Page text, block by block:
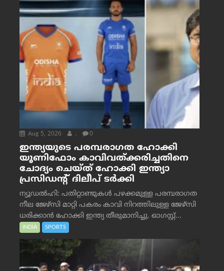
Aug 5, 2026 . 0
ഇന്ത്യയുടെ പരമ്പരാഗത ഹോക്കി
യൂണിഫോം കാവിവത്ക്കരിച്ചതിനെ
ചോദ്യം ചെയ്ത് ഹോക്കി ഇന്ത്യാ
പ്രസിഡന്റ് ദിലീപ് ടര്‍ക്കി
ന്യൂഡൽഹി: പതിറ്റാണ്ടുകൾ പഴക്കമുള്ള പരമ്പരാഗത
നീല ജേഴ്‌സി മാറ്റി പകരം കാവി നിറത്തിലുള്ള ജേഴ്‌സി
ധരിക്കാൻ ഹോക്കി ഇന്ത്യ തീരുമാനിച്ചു. ഓഗസ്റ്റ്...
INDIA SPORTS